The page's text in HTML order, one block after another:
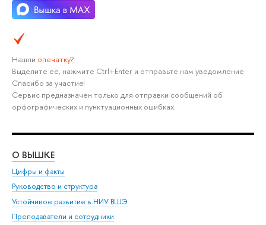
Нашли опечатку?
Выделите её, нажмите Ctrl+Enter и отправьте нам уведомление.
Спасибо за участие!
Сервис предназначен только для отправки сообщений об
орфографических и пунктуационных ошибках.
О ВЫШКЕ
Цифры и факты
Руководство и структура
Устойчивое развитие в НИУ ВШЭ
Преподаватели и сотрудники